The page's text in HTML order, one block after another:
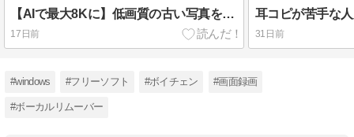
【AIで最大8Kに】低画質の古い写真を高画質に変換する方法
17日前 31日前
#windows #フリーソフト #ボイチェン #画面録画
#ボーカルリムーバー